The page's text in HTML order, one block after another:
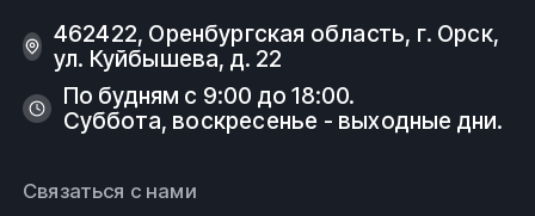
462422, Оренбургская область, г. Орск,
ул. Куйбышева, д. 22
По будням с 9:00 до 18:00.
Суббота, воскресенье - выходные дни.
Связаться с нами